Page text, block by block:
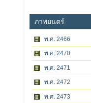
ภาพยนตร์
พ.ศ. 2466
พ.ศ. 2470
พ.ศ. 2471
พ.ศ. 2472
พ.ศ. 2473